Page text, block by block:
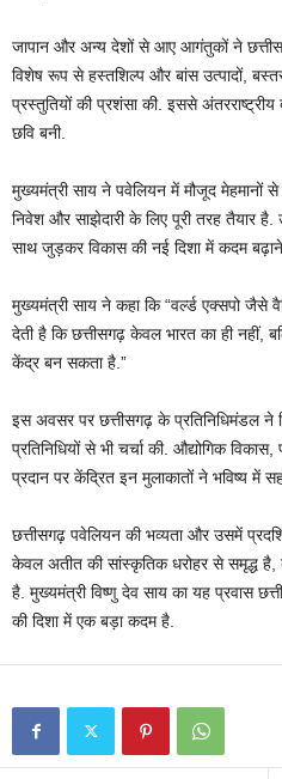
जापान और अन्य देशों से आए आगंतुकों ने
विशेष रूप से हस्तशिल्प और बांस उत्पादों,
प्रस्तुतियों की प्रशंसा की. इससे
छवि बनी.
मुख्यमंत्री साय ने पवेलियन में मौजूद मेहमानों
निवेश और साझेदारी के लिए पूरी तरह तैयार है.
साथ जुड़कर विकास की नई दिशा में कदम
मुख्यमंत्री साय ने कहा कि “वर्ल्ड एक्सपो जैसे
देती है कि छत्तीसगढ़ केवल भारत का ही नहीं,
केंद्र बन सकता है.”
इस अवसर पर छत्तीसगढ़ के प्रतिनिधिमंडल ने
प्रतिनिधियों से भी चर्चा की. औद्योगिक
प्रदान पर केंद्रित इन मुलाकातों ने भविष्य में
छत्तीसगढ़ पवेलियन की भव्यता और उसमें
केवल अतीत की सांस्कृतिक धरोहर से समृद्ध है,
है. मुख्यमंत्री विष्णु देव साय का यह प्रवास
की दिशा में एक बड़ा कदम है.